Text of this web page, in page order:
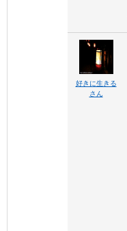
好きに生きる
さん